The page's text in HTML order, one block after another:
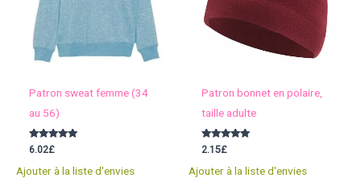
Patron sweat femme (34
au 56)
Note
5.00
6.02£
Ajouter à la liste d'envies
Patron bonnet en polaire,
taille adulte
Note
5.00
2.15£
Ajouter à la liste d'envies